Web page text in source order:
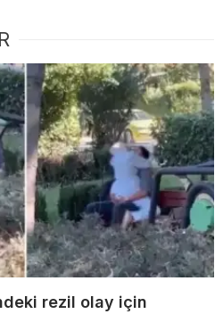
rezil olay için